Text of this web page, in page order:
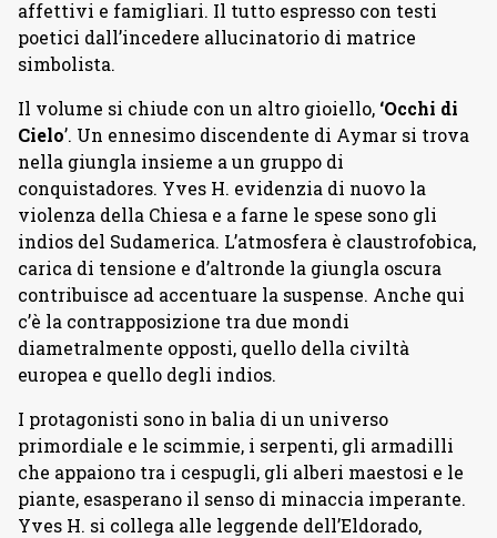
affettivi e famigliari. Il tutto espresso con testi
poetici dall’incedere allucinatorio di matrice
simbolista.
Il volume si chiude con un altro gioiello, ‘Occhi di
Cielo’. Un ennesimo discendente di Aymar si trova
nella giungla insieme a un gruppo di
conquistadores. Yves H. evidenzia di nuovo la
violenza della Chiesa e a farne le spese sono gli
indios del Sudamerica. L’atmosfera è claustrofobica,
carica di tensione e d’altronde la giungla oscura
contribuisce ad accentuare la suspense. Anche qui
c’è la contrapposizione tra due mondi
diametralmente opposti, quello della civiltà
europea e quello degli indios.
I protagonisti sono in balia di un universo
primordiale e le scimmie, i serpenti, gli armadilli
che appaiono tra i cespugli, gli alberi maestosi e le
piante, esasperano il senso di minaccia imperante.
Yves H. si collega alle leggende dell’Eldorado,